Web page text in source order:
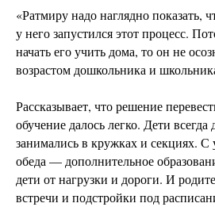
«Ратмиру надо наглядно показать,
у него запустился этот процесс.
начать его учить дома, то он не
возрастом дошкольника и
Рассказывает, что решение
обучение далось легко. Дети
занимались в кружках и секциях. С
обеда — дополнительное
дети от нагрузки и дороги. И
встречи и подстройки под